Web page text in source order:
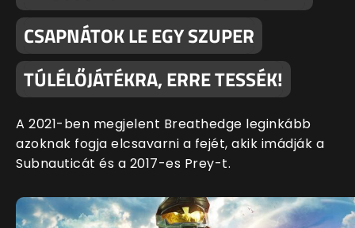
CSAPNÁTOK LE EGY SZUPER
TÚLÉLŐJÁTÉKRA, ERRE TESSÉK!
A 2021-ben megjelent Breathedge leginkább
azoknak fogja elcsavarni a fejét, akik imádják a
Subnauticát és a 2017-es Prey-t.